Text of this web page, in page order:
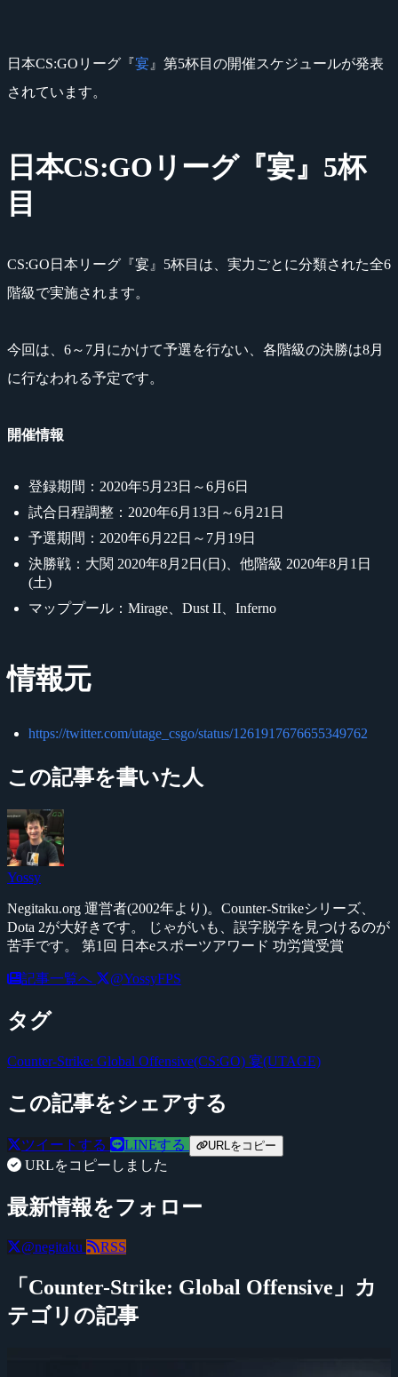
日本CS:GOリーグ『 宴』第5杯目の開催スケジュールが発表
されています。
日本CS:GOリーグ『宴』5杯
目
CS:GO日本リーグ『宴』5杯目は、実力ごとに分類された全6
階級で実施されます。
今回は、6～7月にかけて予選を行ない、各階級の決勝は8月
に行なわれる予定です。
開催情報
登録期間：2020年5月23日～6月6日
試合日程調整：2020年6月13日～6月21日
予選期間：2020年6月22日～7月19日
決勝戦：大関 2020年8月2日(日)、他階級 2020年8月1日
(土)
マッププール：Mirage、Dust II、Inferno
情報元
https://twitter.com/utage_csgo/status/1261917676655349762
この記事を書いた人
Yossy
Negitaku.org 運営者(2002年より)。Counter-Strikeシリーズ、
Dota 2が大好きです。 じゃがいも、誤字脱字を見つけるのが
苦手です。 第1回 日本eスポーツアワード 功労賞受賞
記事一覧へ @YossyFPS
タグ
Counter-Strike: Global Offensive(CS:GO) 宴(UTAGE)
この記事をシェアする
ツイートする LINEする URLをコピー
URLをコピーしました
最新情報をフォロー
@negitaku RSS
「Counter-Strike: Global Offensive」カ
テゴリの記事